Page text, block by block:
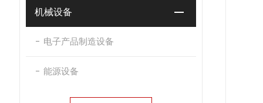
机械设备
电子产品制造设备
能源设备